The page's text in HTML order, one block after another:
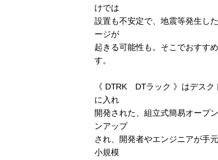
けでは
設置も不安定で、地震等発生し
ージが
起きる可能性も。そこでおすす
す。
《 DTRK DTラック 》はデス
に入れ
開発された、組立式簡易オープ
ンアップ
され、開発者やエンジニアが手
小規模